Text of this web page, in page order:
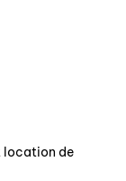
location de